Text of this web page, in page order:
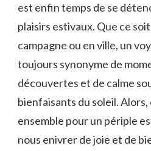
est enfin​ temps de ‍se
plaisirs estivaux. Que ce
campagne ou en ville, un
toujours synonyme de⁢
découvertes ⁣et de calme
bienfaisants du soleil.
ensemble pour un périple
nous enivrer de joie et de